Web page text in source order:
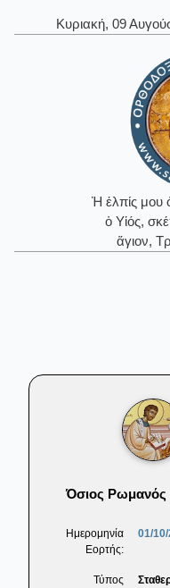
Κυριακή, 09
Ἡ ἐλπίς μου
ὁ Υἱός,
ἅγιον,
Όσιος
Ημερομηνία
Εορτής:
01/
Τύπος